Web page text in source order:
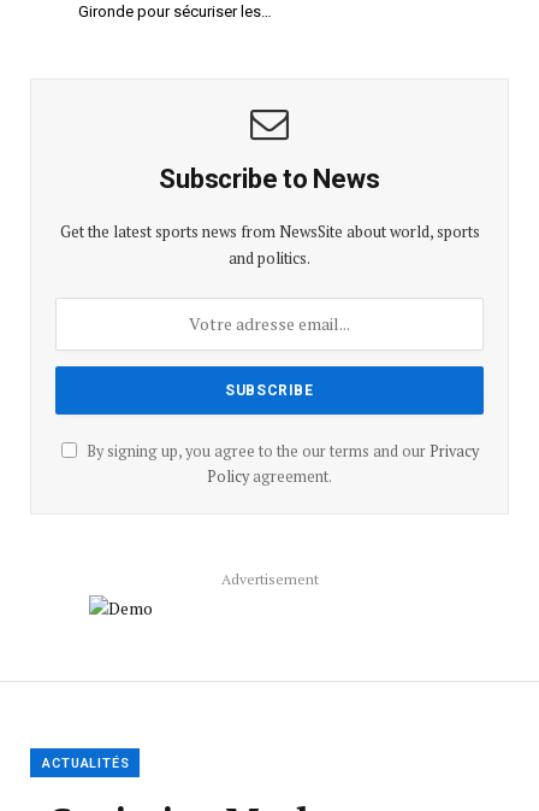
Gironde pour sécuriser les…
Subscribe to News
Get the latest sports news from NewsSite about world, sports
and politics.
By signing up, you agree to the our terms and our Privacy
Policyagreement.
Advertisement
ACTUALITÉS